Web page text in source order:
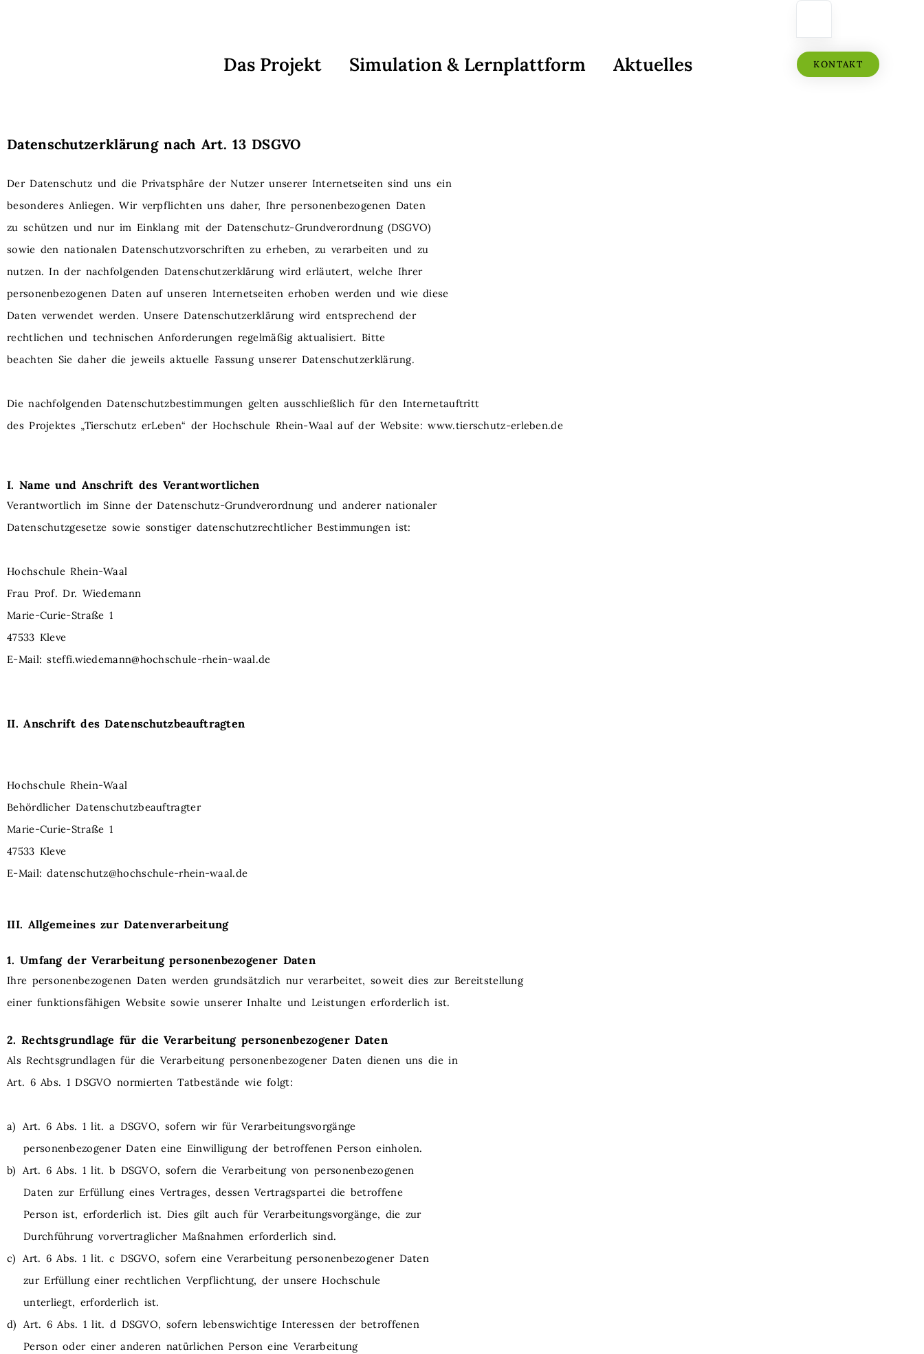
Das Projekt Simulation & Lernplattform Aktuelles KONTAKT
Datenschutzerklärung nach Art. 13 DSGVO
Der Datenschutz und die Privatsphäre der Nutzer unserer Internetseiten sind uns ein
besonderes Anliegen. Wir verpflichten uns daher, Ihre personenbezogenen Daten
zu schützen und nur im Einklang mit der Datenschutz-Grundverordnung (DSGVO)
sowie den nationalen Datenschutzvorschriften zu erheben, zu verarbeiten und zu
nutzen. In der nachfolgenden Datenschutzerklärung wird erläutert, welche Ihrer
personenbezogenen Daten auf unseren Internetseiten erhoben werden und wie diese
Daten verwendet werden. Unsere Datenschutzerklärung wird entsprechend der
rechtlichen und technischen Anforderungen regelmäßig aktualisiert. Bitte
beachten Sie daher die jeweils aktuelle Fassung unserer Datenschutzerklärung.
Die nachfolgenden Datenschutzbestimmungen gelten ausschließlich für den Internetauftritt
des Projektes „Tierschutz erLeben“ der Hochschule Rhein-Waal auf der Website:www.tierschutz-erleben.de
I. Name und Anschrift des Verantwortlichen
Verantwortlich im Sinne der Datenschutz-Grundverordnung und anderer nationaler
Datenschutzgesetze sowie sonstiger datenschutzrechtlicher Bestimmungen ist:
Hochschule Rhein-Waal
Frau Prof. Dr. Wiedemann
Marie-Curie-Straße 1
47533 Kleve
E-Mail: steffi.wiedemann@hochschule-rhein-waal.de
II. Anschrift desDatenschutzbeauftragten
Hochschule Rhein-Waal
Behördlicher Datenschutzbeauftragter
Marie-Curie-Straße 1
47533 Kleve
E-Mail:datenschutz@hochschule-rhein-waal.de
III. Allgemeines zurDatenverarbeitung
1. Umfang der Verarbeitungpersonenbezogener Daten
Ihre personenbezogenen Daten werden grundsätzlich nur verarbeitet, soweit dies zur Bereitstellung
einer funktionsfähigen Website sowie unserer Inhalte und Leistungen erforderlich ist.
2. Rechtsgrundlage für die Verarbeitung personenbezogener Daten
Als Rechtsgrundlagen für die Verarbeitung personenbezogener Daten dienen uns die in
Art. 6 Abs. 1DSGVOnormierten Tatbestände wie folgt:
a) Art. 6 Abs. 1 lit. a DSGVO, sofern wir für Verarbeitungsvorgänge
personenbezogener Daten eine Einwilligung der betroffenen Person einholen.
b) Art. 6 Abs. 1 lit. b DSGVO, sofern die Verarbeitung von personenbezogenen
Daten zur Erfüllung eines Vertrages, dessen Vertragspartei die betroffene
Person ist, erforderlich ist. Dies gilt auch für Verarbeitungsvorgänge, die zur
Durchführung vorvertraglicher Maßnahmen erforderlich sind.
c) Art. 6 Abs. 1 lit. c DSGVO, sofern eine Verarbeitung personenbezogener Daten
zur Erfüllung einer rechtlichen Verpflichtung, der unsere Hochschule
unterliegt, erforderlich ist.
d) Art. 6 Abs. 1 lit. d DSGVO, sofern lebenswichtige Interessen der betroffenen
Person oder einer anderen natürlichen Person eine Verarbeitung